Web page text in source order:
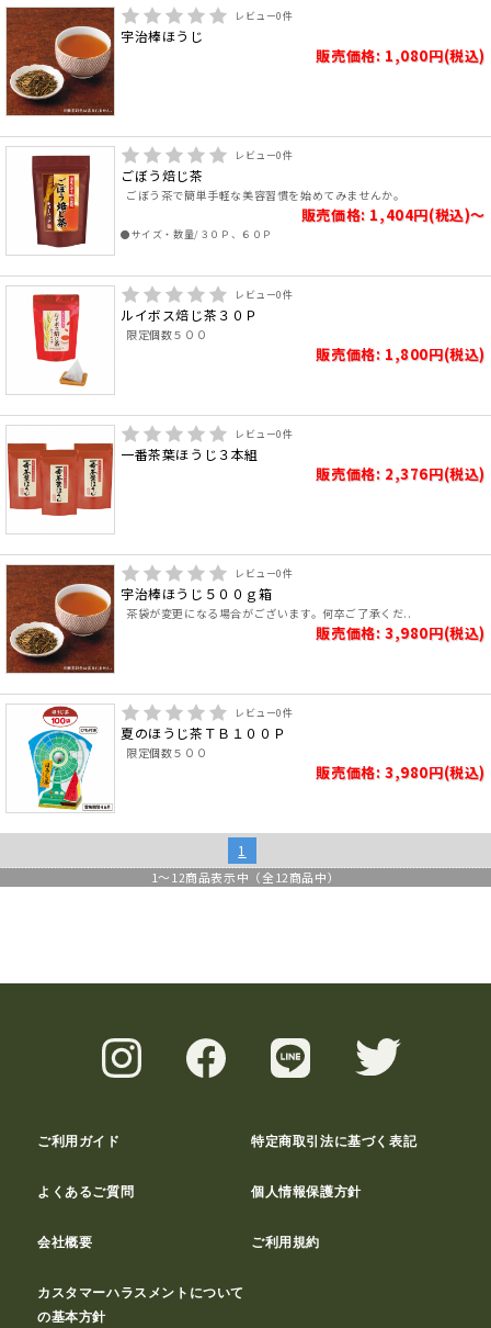
レビュー0件
宇治棒ほうじ
販売価格: 1,080円(税込)
レビュー0件
ごぼう焙じ茶
ごぼう茶で簡単手軽な美容習慣を始めてみませんか。
販売価格: 1,404円(税込)～
●サイズ・数量/３０Ｐ、６０Ｐ
レビュー0件
ルイボス焙じ茶３０Ｐ
限定個数５００
販売価格: 1,800円(税込)
レビュー0件
一番茶葉ほうじ３本組
販売価格: 2,376円(税込)
レビュー0件
宇治棒ほうじ５００ｇ箱
茶袋が変更になる場合がございます。何卒ご了承くだ..
販売価格: 3,980円(税込)
レビュー0件
夏のほうじ茶ＴＢ１００Ｐ
限定個数５００
販売価格: 3,980円(税込)
1
1～ 12商品表示中（全 12商品中）
ご利用ガイド 特定商取引法に基づく表記
よくあるご質問 個人情報保護方針
会社概要 ご利用規約
カスタマーハラスメントについて
の基本方針